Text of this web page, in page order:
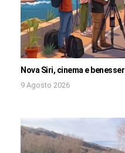
Nova Siri, cinema e
9 Agosto 2026